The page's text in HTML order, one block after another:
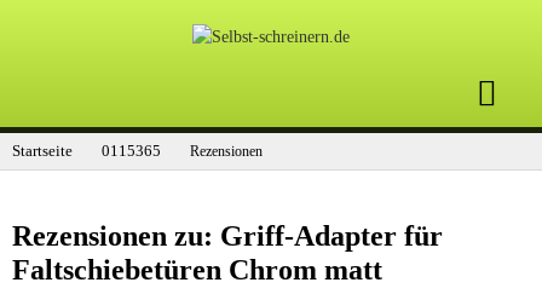
Startseite 0115365 Rezensionen
Rezensionen zu: Griff-Adapter für
Faltschiebetüren Chrom matt